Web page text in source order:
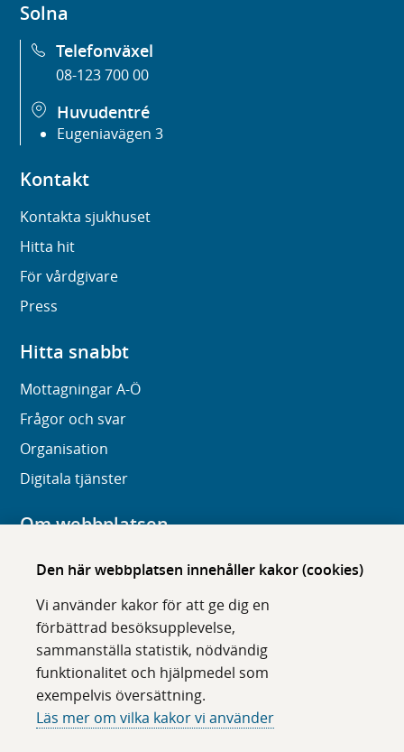
Den här webbplatsen innehåller kakor (cookies)
Vi använder kakor för att ge dig en
förbättrad besöksupplevelse,
sammanställa statistik, nödvändig
funktionalitet och hjälpmedel som
exempelvis översättning.
Läs mer om vilka kakor vi använder
Solna
Telefonväxel
08-123 700 00
Huvudentré
Eugeniavägen 3
Kontakt
Kontakta sjukhuset
Hitta hit
För vårdgivare
Press
Hitta snabbt
Mottagningar A-Ö
Frågor och svar
Organisation
Digitala tjänster
Om webbplatsen
Om karolinska.se
Tillgänglighet
Om cookies
Följ oss i sociala medier